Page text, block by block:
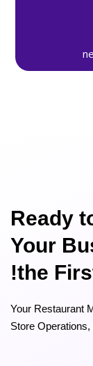
Ready
Your
the
Your Restaurant
Store